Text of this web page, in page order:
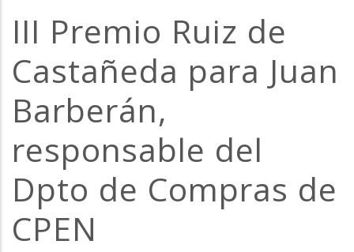
de
ayuda
la
navegación
III Premio Ruiz de
Castañeda para Juan
Barberán,
responsable del
Dpto de Compras de
CPEN